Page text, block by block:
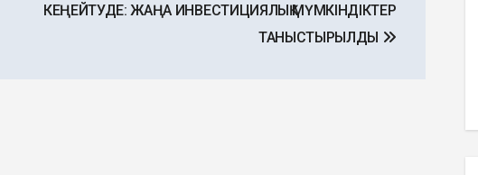
КЕҢЕЙТУДЕ: ЖАҢА ИНВЕСТИЦИЯЛЫҚ МҮМКІНДІКТЕР
ТАНЫСТЫРЫЛДЫ